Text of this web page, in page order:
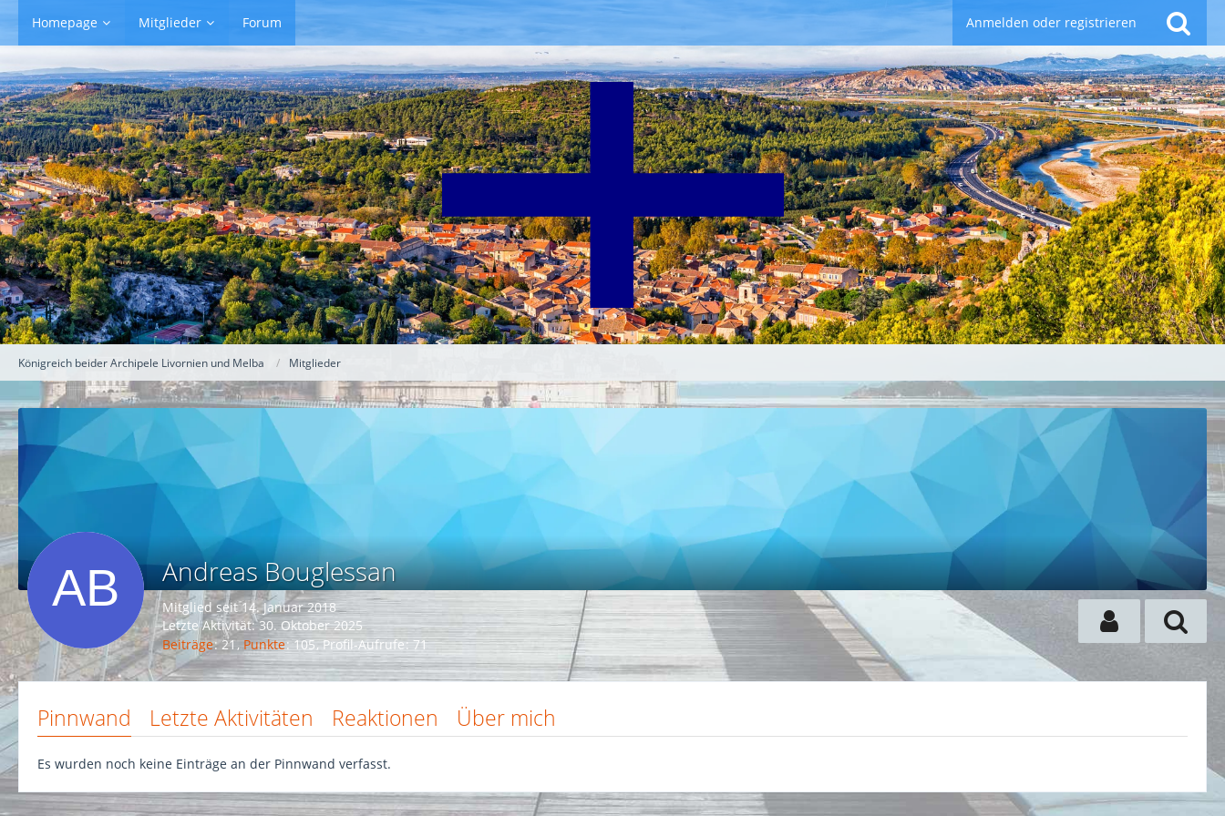
Homepage Mitglieder Forum Anmelden oder registrieren
Königreich beider Archipele Livornien und Melba Mitglieder
Andreas Bouglessan
Mitglied seit 14. Januar 2018
Letzte Aktivität:30. Oktober 2025
Beiträge 21 Punkte 105 Profil-Aufrufe 71
Pinnwand Letzte Aktivitäten Reaktionen Über mich
Es wurden noch keine Einträge an der Pinnwand verfasst.